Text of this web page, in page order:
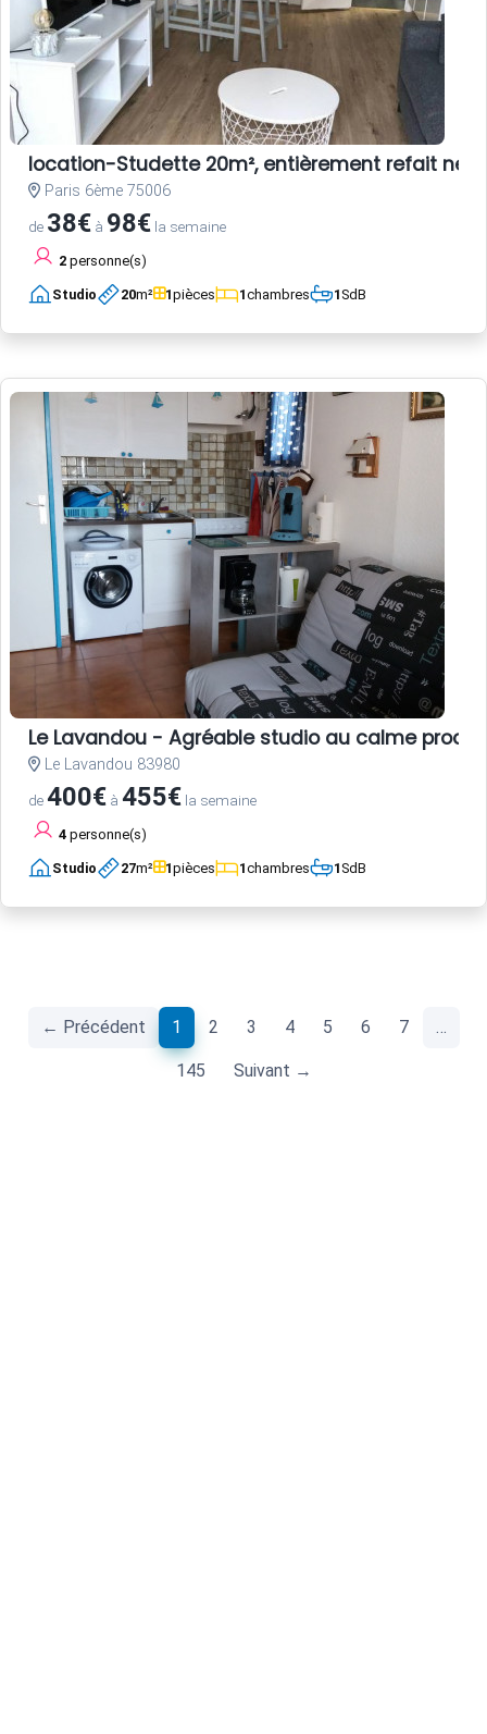
location-Studette 20m², entièrement refait neuf
Paris 6ème 75006
de 38€ à 98€ la semaine
2 personne(s)
Studio 20m² 1pièces 1chambres 1SdB
Le Lavandou - Agréable studio au calme
Le Lavandou 83980
de400€ à 455€ la semaine
4 personne(s)
Studio 27m² 1pièces 1chambres 1SdB
← Précédent 1 (current)
2 3 4 5 6 7 …
145 Suivant →